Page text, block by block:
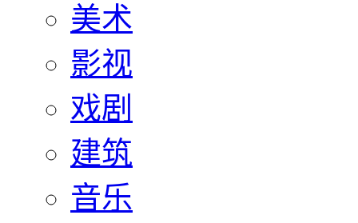
美术
影视
戏剧
建筑
音乐